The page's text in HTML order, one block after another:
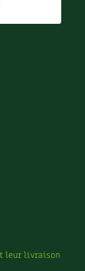
leur livraison